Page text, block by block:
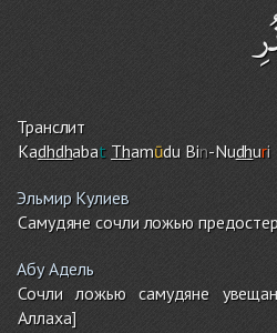
Транслит
Kadhdhabat Thamūdu Bin-Nudhuri
Эльмир Кулиев
Самудяне сочли ложью
Абу Адель
Сочли ложью самудяне
Аллаха]